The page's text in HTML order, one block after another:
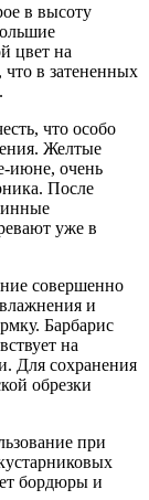
в высоту
цвет на
что в затененных
что особо
Желтые
июне, очень
После
уже в
совершенно
и
Барбарис
на
Для сохранения
обрезки
при
бордюры и